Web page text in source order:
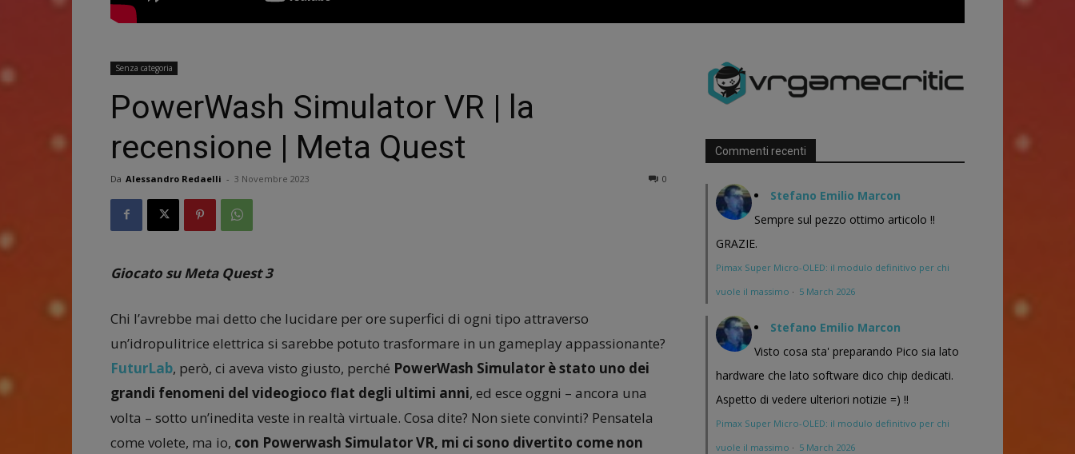
Senza categoria
PowerWash Simulator VR | la
recensione | Meta Quest
Da Alessandro Redaelli - 3 Novembre 2023 0
Giocato su Meta Quest 3
Chi l’avrebbe mai detto che lucidare per ore superfici di ogni tipo attraverso
un’idropulitrice elettrica si sarebbe potuto trasformare in un gameplay appassionante?
FuturLab, però, ci aveva visto giusto, perché PowerWash Simulator è stato uno dei
grandi fenomeni del videogioco flat degli ultimi anni, ed esce oggni – ancora una
volta – sotto un’inedita veste in realtà virtuale. Cosa dite? Non siete convinti? Pensatela
come volete, ma io, con Powerwash Simulator VR, mi ci sono divertito come non
Commenti recenti
Stefano Emilio Marcon
Sempre sul pezzo ottimo articolo !!
GRAZIE.
Pimax Super Micro-OLED: il modulo definitivo per chi
vuole il massimo · 5 March 2026
Stefano Emilio Marcon
Visto cosa sta' preparando Pico sia lato
hardware che lato software dico chip dedicati.
Aspetto di vedere ulteriori notizie =) !!
Pimax Super Micro-OLED: il modulo definitivo per chi
vuole il massimo · 5 March 2026